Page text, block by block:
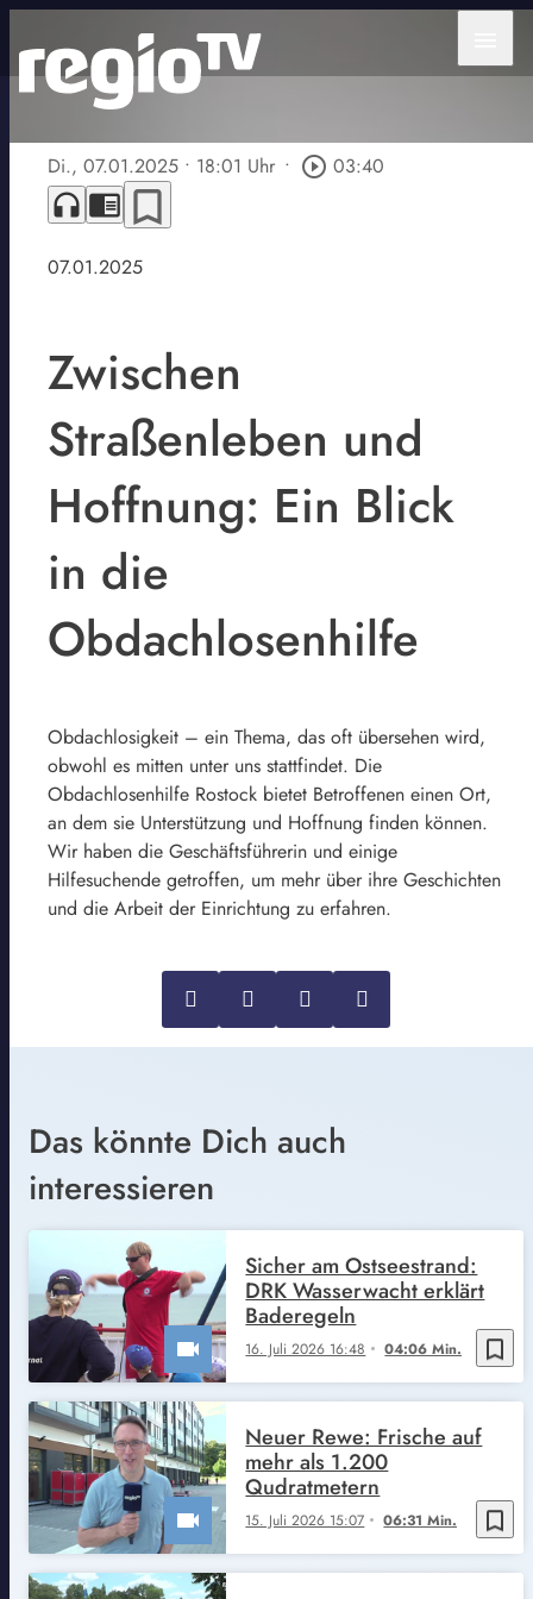
Di., 07.01.2025 • 18:01 Uhr • play_circle_outline 03:40
headphones chrome_reader_mode bookmark_border
07.01.2025
Zwischen
Straßenleben und
Hoffnung: Ein Blick
in die
Obdachlosenhilfe
Obdachlosigkeit – ein Thema, das oft übersehen wird,
obwohl es mitten unter uns stattfindet. Die
Obdachlosenhilfe Rostock bietet Betroffenen einen Ort,
an dem sie Unterstützung und Hoffnung finden können.
Wir haben die Geschäftsführerin und einige
Hilfesuchende getroffen, um mehr über ihre Geschichten
und die Arbeit der Einrichtung zu erfahren.
Das könnte Dich auch
interessieren
bookmark_border
16. Juli 2026 16:48 04:06 Min.
Sicher am Ostseestrand:
DRK Wasserwacht erklärt
Baderegeln
bookmark_border
15. Juli 2026 15:07 06:31 Min.
Neuer Rewe: Frische auf
mehr als 1.200
Qudratmetern